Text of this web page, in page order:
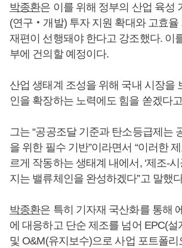
박종환은 이를 위해 정부의 산업 육성
(연구‧개발) 투자 지원 확대와 고효율
재편이 선행돼야 한다고 강조했다. 이
부에 건의할 예정이다.
산업 생태계 조성을 위해 국내 시장을
인을 확장하는 노력에도 힘을 쏟겠다
그는 “공공조달 기준과 탄소등급제는
을 위한 필수 기반”이라면서 “이러한
르게 작동하는 생태계 내에서, ‘제조-시
지는 밸류체인을 완성하겠다”고 말했
박종환은 특히 기자재 국산화를 통해
에 대응하고 단순 제조를 넘어 EPC(
및 O&M(유지보수)으로 사업 포트폴리